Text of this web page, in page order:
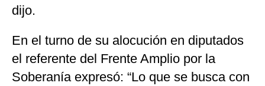
dijo.
En el turno de su alocución en diputados
el referente del Frente Amplio por la
Soberanía expresó: “Lo que se busca con